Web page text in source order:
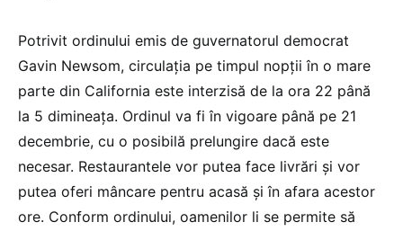
Potrivit ordinului emis de guvernatorul democrat
Gavin Newsom, circulația pe timpul nopții în o mare
parte din California este interzisă de la ora 22 până
la 5 dimineața. Ordinul va fi în vigoare până pe 21
decembrie, cu o posibilă prelungire dacă este
necesar. Restaurantele vor putea face livrări și vor
putea oferi mâncare pentru acasă și în afara acestor
ore. Conform ordinului, oamenilor li se permite să